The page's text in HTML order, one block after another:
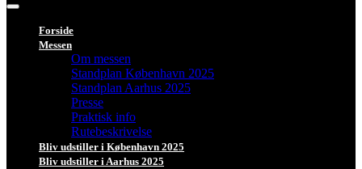
Forside
Messen
Om messen
Standplan København 2025
Standplan Aarhus 2025
Presse
Praktisk info
Rutebeskrivelse
Bliv udstiller i København 2025
Bliv udstiller i Aarhus 2025